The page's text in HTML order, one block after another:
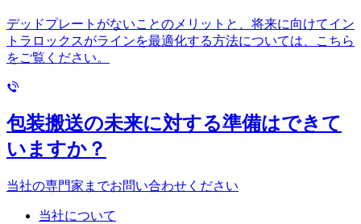
デッドプレートがないことのメリットと、将来に向けてイン
トラロックスがラインを最適化する方法については、こちら
をご覧ください。
包装搬送の未来に対する準備はできて
いますか？
当社の専門家までお問い合わせください
当社について